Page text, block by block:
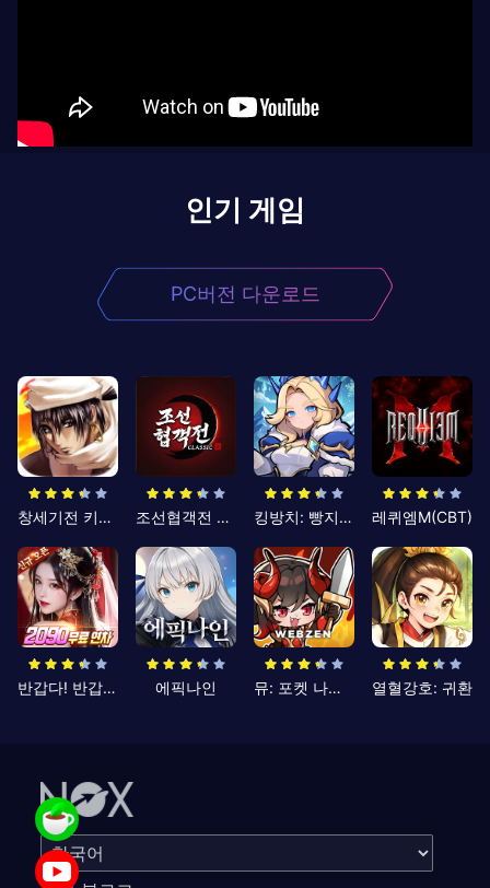
인기 게임
PC버전 다운로드
창세기전 키우기 조선협객전 클래식 킹방치: 빵지의 제왕 레퀴엠M(CBT)
반갑다! 반갑삼국지 에픽나인 뮤: 포켓 나이츠 열혈강호: 귀환